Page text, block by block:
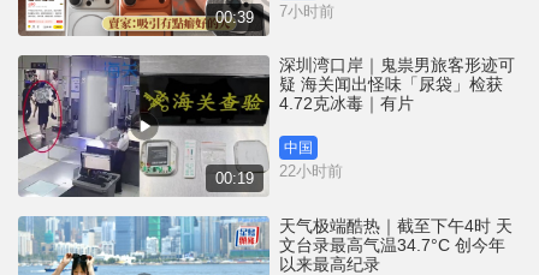
00:39 7小时前
00:19
深圳湾口岸｜鬼祟男旅客形迹可
疑 海关闻出怪味「尿袋」检获
4.72克冰毒｜有片
中国
22小时前
天气极端酷热｜截至下午4时 天
文台录最高气温34.7°C 创今年
以来最高纪录